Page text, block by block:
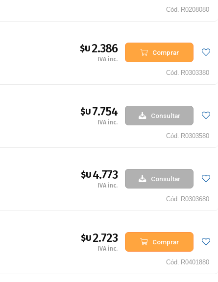
Cód. R0208080
$U2.386
IVA inc.
Comprar
Cód. R0303380
$U7.754
IVA inc.
Consultar
Cód. R0303580
$U4.773
IVA inc.
Consultar
Cód. R0303680
$U2.723
IVA inc.
Comprar
Cód. R0401880